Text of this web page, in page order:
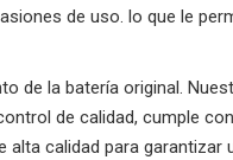
de uso. lo que le
de la batería original.
de calidad, cumple
calidad para garantizar